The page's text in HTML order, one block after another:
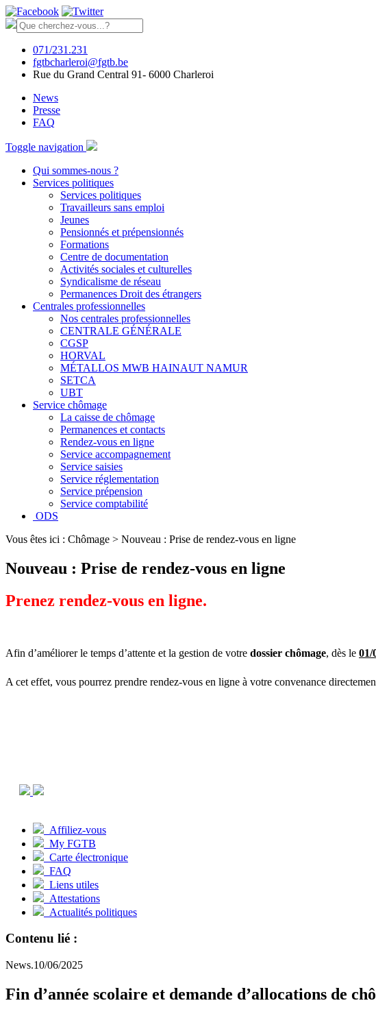
071/231.231
fgtbcharleroi@fgtb.be
Rue du Grand Central 91- 6000 Charleroi
News
Presse
FAQ
Toggle navigation
Qui sommes-nous ?
Services politiques
Services politiques
Travailleurs sans emploi
Jeunes
Pensionnés et prépensionnés
Formations
Centre de documentation
Activités sociales et culturelles
Syndicalisme de réseau
Permanences Droit des étrangers
Centrales professionnelles
Nos centrales professionnelles
CENTRALE GÉNÉRALE
CGSP
HORVAL
MÉTALLOS MWB HAINAUT NAMUR
SETCA
UBT
Service chômage
La caisse de chômage
Permanences et contacts
Rendez-vous en ligne
Service accompagnement
Service saisies
Service réglementation
Service prépension
Service comptabilité
ODS
Vous êtes ici : Chômage > Nouveau : Prise de rendez-vous en ligne
Nouveau : Prise de rendez-vous en ligne
Prenez rendez-vous en ligne.
Afin d’améliorer le temps d’attente et la gestion de votre dossier chômage, dès le 01/
A cet effet, vous pourrez prendre rendez-vous en ligne à votre convenance
Affiliez-vous
My FGTB
Carte électronique
FAQ
Liens utiles
Attestations
Actualités politiques
Contenu lié :
News.10/06/2025
Fin d’année scolaire et demande d’allocations de